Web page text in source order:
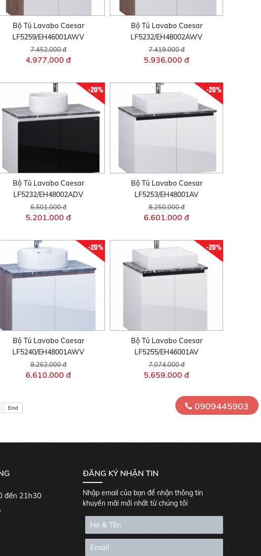
Bộ Tủ Lavabo Caesar
LF5259/EH46001AWV
7.452.000 đ
4.977.000 đ
Bộ Tủ Lavabo Caesar
LF5232/EH48002AWV
7.419.000 đ
5.936.000 đ
-20%
Bộ Tủ Lavabo Caesar
LF5232/EH48002ADV
6.501.000 đ
5.201.000 đ
-20%
Bộ Tủ Lavabo Caesar
LF5253/EH48001AV
8.250.000 đ
6.601.000 đ
-20%
Bộ Tủ Lavabo Caesar
LF5240/EH48001AWV
8.262.000 đ
6.610.000 đ
-20%
Bộ Tủ Lavabo Caesar
LF5255/EH46001AV
7.074.000 đ
5.659.000 đ
End
đến 21h30
ĐĂNG KÝ NHẬN TIN
Nhập email của bạn để nhận thông tin
khuyến mãi mới nhất từ chúng tôi
0909445903